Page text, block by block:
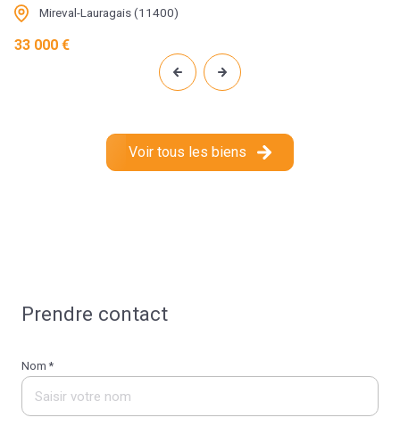
Mireval-Lauragais (11400)
33 000 €
Voir tous les biens
Prendre contact
Nom *